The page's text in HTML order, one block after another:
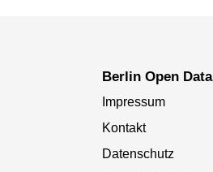
Berlin Open Data
Impressum
Kontakt
Datenschutz